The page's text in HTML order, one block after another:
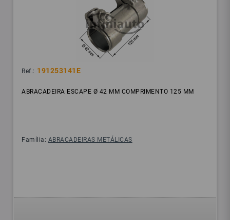
Ref.: 191253141E
ABRACADEIRA ESCAPE Ø 42 MM COMPRIMENTO 125 MM
Família: ABRACADEIRAS METÁLICAS